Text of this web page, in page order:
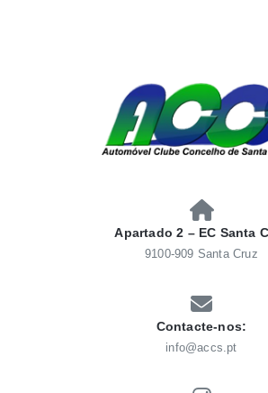
CONCELHO
Apartado 2 – EC Santa
9100-909 Santa Cruz
Contacte-nos:
info@accs.pt